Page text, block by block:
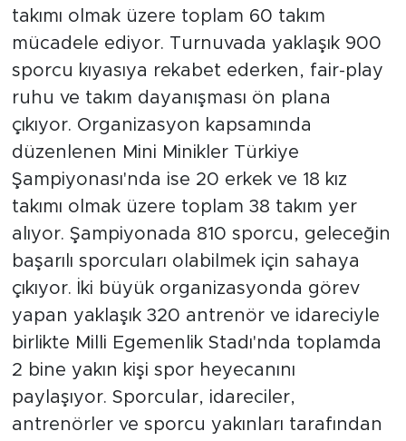
takımı olmak üzere toplam 60 takım
mücadele ediyor. Turnuvada yaklaşık 900
sporcu kıyasıya rekabet ederken, fair-play
ruhu ve takım dayanışması ön plana
çıkıyor. Organizasyon kapsamında
düzenlenen Mini Minikler Türkiye
Şampiyonası'nda ise 20 erkek ve 18 kız
takımı olmak üzere toplam 38 takım yer
alıyor. Şampiyonada 810 sporcu, geleceğin
başarılı sporcuları olabilmek için sahaya
çıkıyor. İki büyük organizasyonda görev
yapan yaklaşık 320 antrenör ve idareciyle
birlikte Milli Egemenlik Stadı'nda toplamda
2 bine yakın kişi spor heyecanını
paylaşıyor. Sporcular, idareciler,
antrenörler ve sporcu yakınları tarafından